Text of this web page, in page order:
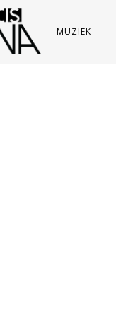
MUZIEK